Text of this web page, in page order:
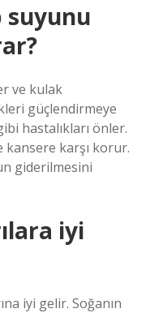
suyunu
ve kulak
güçlendirmeye
hastalıkları önler.
karşı korur.
giderilmesini
iyi
iyi gelir. Soğanın